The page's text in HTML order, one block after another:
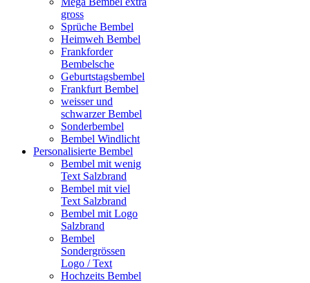
gross
Sprüche Bembel
Heimweh Bembel
Frankforder
Bembelsche
Geburtstagsbembel
Frankfurt Bembel
weisser und
schwarzer Bembel
Sonderbembel
Bembel Windlicht
Personalisierte Bembel
Bembel mit wenig
Text Salzbrand
Bembel mit viel
Text Salzbrand
Bembel mit Logo
Salzbrand
Bembel
Sondergrössen
Logo / Text
Hochzeits Bembel